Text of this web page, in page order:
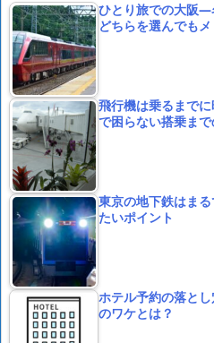
ひとり旅での大阪―
どちらを選んでも
飛行機は乗るまで
で困らない搭乗ま
東京の地下鉄はま
たいポイント
ホテル予約の落と
のワケとは？